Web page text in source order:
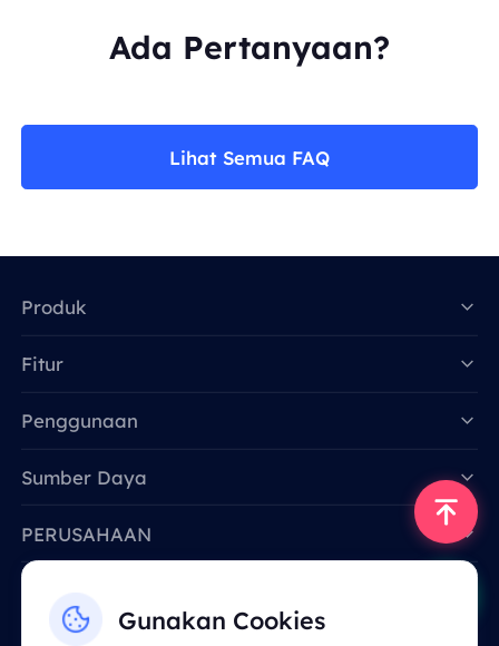
Ada Pertanyaan?
Lihat Semua FAQ
Gunakan Cookies
Produk
Fitur
Penggunaan
Sumber Daya
PERUSAHAAN
Email: support@smartproxy.org